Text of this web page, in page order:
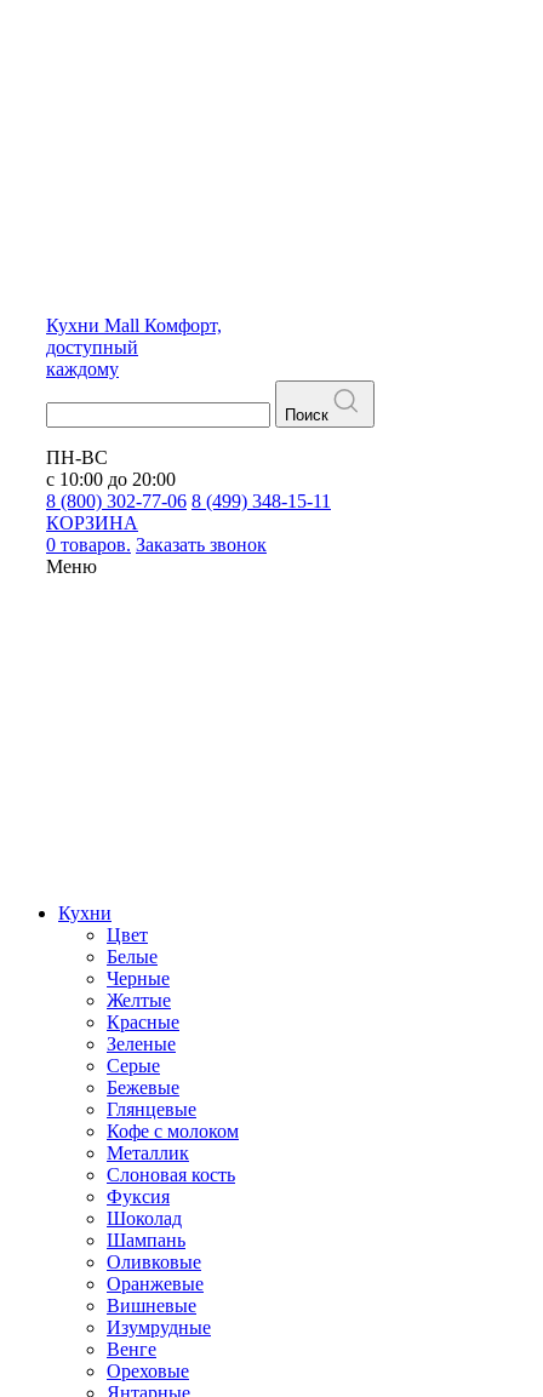
Кухни Mall Комфорт,
доступный
каждому
Поиск
ПН-ВС
с 10:00 до 20:00
8 (800) 302-77-06 8 (499) 348-15-11
КОРЗИНА
0 товаров. Заказать звонок
Меню
Кухни
Цвет
Белые
Черные
Желтые
Красные
Зеленые
Серые
Бежевые
Глянцевые
Кофе с молоком
Металлик
Слоновая кость
Фуксия
Шоколад
Шампань
Оливковые
Оранжевые
Вишневые
Изумрудные
Венге
Ореховые
Янтарные